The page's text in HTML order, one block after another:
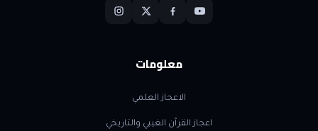
معلومات
الاعجاز العلمي
اعجاز القرآن الغيبي والتاريخي